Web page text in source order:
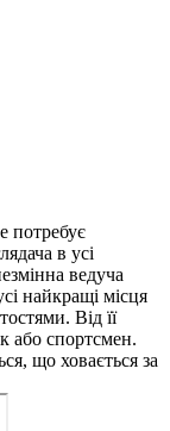
потребує
в усі
ведуча
найкращі місця
Від її
або спортсмен.
що ховається за